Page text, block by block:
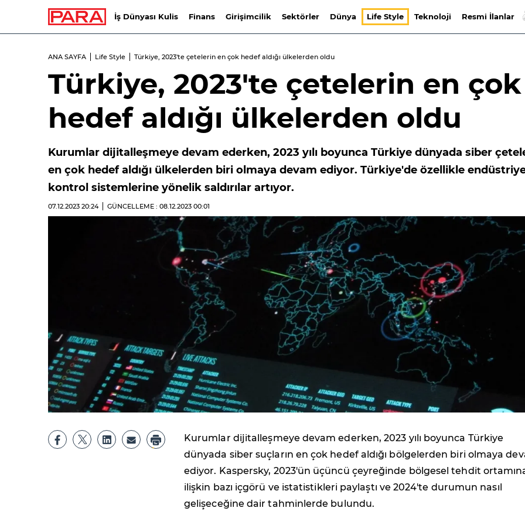
İş Dünyası Kulis Finans Girişimcilik Sektörler Dünya Life Style Teknoloji Resmi İlanlar
ANA SAYFA Life Style Türkiye, 2023'te çetelerin en çok hedef aldığı ülkelerden oldu
Türkiye, 2023'te çetelerin en çok
hedef aldığı ülkelerden oldu
Kurumlar dijitalleşmeye devam ederken, 2023 yılı boyunca Türkiye dünyada siber
en çok hedef aldığı ülkelerden biri olmaya devam ediyor. Türkiye'de özellikle
kontrol sistemlerine yönelik saldırılar artıyor.
07.12.2023 20:24 GÜNCELLEME : 08.12.2023 00:01
Kurumlar dijitalleşmeye devam ederken, 2023 yılı boyunca Türkiye
dünyada siber suçların en çok hedef aldığı bölgelerden biri olmaya
ediyor. Kaspersky, 2023'ün üçüncü çeyreğinde bölgesel tehdit
ilişkin bazı içgörü ve istatistikleri paylaştı ve 2024'te durumun nasıl
gelişeceğine dair tahminlerde bulundu.